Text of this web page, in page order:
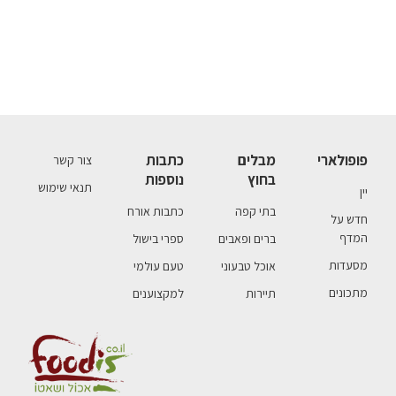
פופולארי
יין
חדש על
המדף
מסעדות
מתכונים
מבלים
בחוץ
בתי קפה
ברים ופאבים
אוכל טבעוני
תיירות
כתבות
נוספות
כתבות אורח
ספרי בישול
טעם עולמי
למקצוענים
צור קשר
תנאי שימוש